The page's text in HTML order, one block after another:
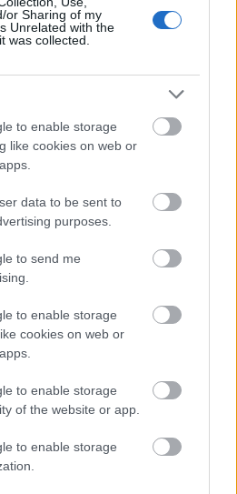
or Sharing of my
Unrelated with the
was collected.
to enable storage
like cookies on web or
data to be sent to
purposes.
to send me
to enable storage
cookies on web or
to enable storage
of the website or app.
to enable storage
nyit a
régóta foglalkozik 3D
tevékenységével az
egyik
mamutcég most 1400
Iparosítási Központot (AIC)
célja a 3D